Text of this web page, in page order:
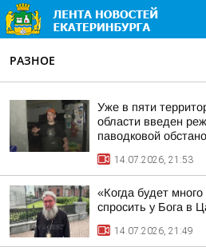
РАЗНОЕ
Уже в пяти
области введен
паводковой
14.07.2026, 21:53
«Когда будет
спросить у Бога в
14.07.2026, 21:49